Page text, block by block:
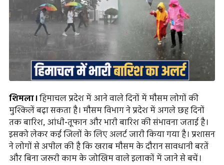
शिमला।हिमाचल प्रदेश में आने वाले दिनों में मौसम लोगों की
मुश्किलें बढ़ा सकता है। मौसम विभाग ने प्रदेश में अगले छह दिनों
तक बारिश, आंधी-तूफान और भारी बारिश की संभावना जताई है।
इसको लेकर कई जिलों के लिए अलर्ट जारी किया गया है। प्रशासन
ने लोगों से अपील की है कि खराब मौसम के दौरान सावधानी बरतें
और बिना जरूरी काम के जोखिम वाले इलाकों में जाने से बचें।